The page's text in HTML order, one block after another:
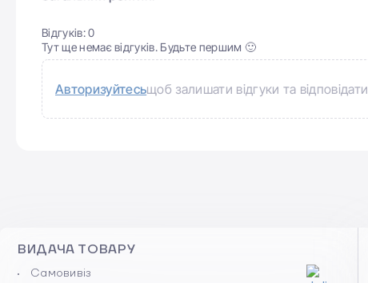
Відгуків:0
Тут ще немає відгуків. Будьте першим 🙂
Авторизуйтесьщоб залишати відгуки та відповідати
ВИДАЧА ТОВАРУ
Самовивіз